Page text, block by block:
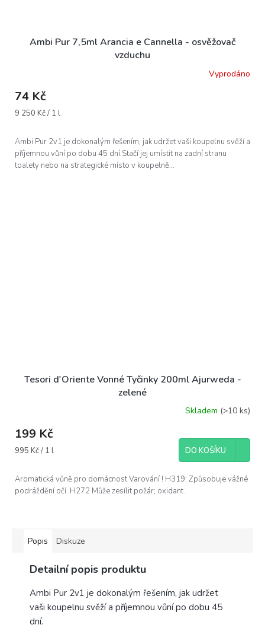
Ambi Pur 7,5ml Arancia e Cannella - osvěžovač
vzduchu
Vyprodáno
74 Kč
Měrná
9 250 Kč / 1 l
Ambi Pur 2v1 je dokonalým řešením, jak udržet vaši koupelnu svěží a
příjemnou vůní po dobu 45 dní.Stačí jej umístit na zadní stranu
toalety nebo na strategické místo v koupelně...
Tesori d'Oriente Vonné Tyčinky 200ml Ajurweda -
zelené
Skladem (>10 ks)
199 Kč
Měrná
995 Kč / 1 l DO KOŠÍKU
Aromatická vůně pro domácnost Varování ! H319: Způsobuje vážné
podráždění očí. H272 Může zesílit požár; oxidant.
Popis Diskuze
Detailní popis produktu
Ambi Pur 2v1 je dokonalým řešením, jak udržet
vaši koupelnu svěží a příjemnou vůní po dobu 45
dní.